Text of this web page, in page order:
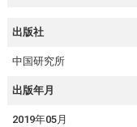
出版社
中国研究所
出版年月
2019年05月